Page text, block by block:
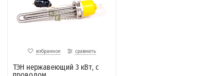
избранное сравнить
ТЭН нержавеющий 3 кВт, с